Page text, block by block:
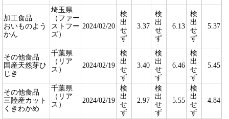
加工食品
おいものよう
かん
埼玉県
（ファー
ストフー
ズ）
2024/02/20
検
出
せ
ず
3.37
検
出
せ
ず
6.13
検
出
せ
ず
5.37
その他食品
国産天然芽ひ
じき
千葉県
（リア
ス）
2024/02/19
検
出
せ
ず
3.40
検
出
せ
ず
6.46
検
出
せ
ず
5.45
その他食品
三陸産カット
くきわかめ
千葉県
（リア
ス）
2024/02/19
検
出
せ
ず
2.97
検
出
せ
ず
5.55
検
出
せ
ず
4.84